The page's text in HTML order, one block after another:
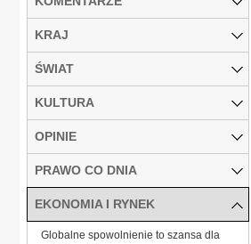
KRAJ
ŚWIAT
KULTURA
OPINIE
PRAWO CO DNIA
EKONOMIA I RYNEK
Globalne spowolnienie to szansa dla